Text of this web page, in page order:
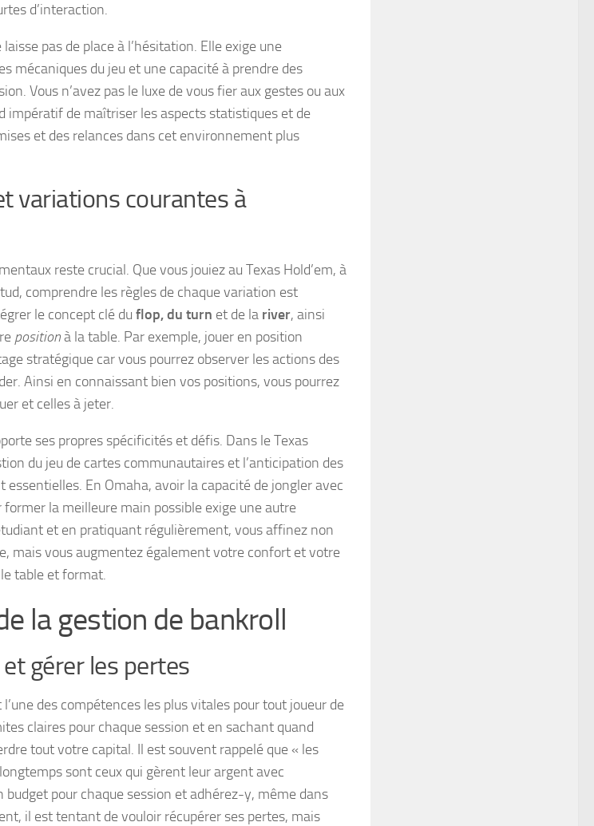
d’interaction.
pas de place à l’hésitation. Elle exige une
mécaniques du jeu et une capacité à prendre des
Vous n’avez pas le luxe de vous fier aux gestes ou aux
impératif de maîtriser les aspects statistiques et de
et des relances dans cet environnement plus
variations courantes à
reste crucial. Que vous jouiez au Texas Hold’em, à
comprendre les règles de chaque variation est
le concept clé du flop, du turn et de la river, ainsi
positionà la table. Par exemple, jouer en position
stratégique car vous pourrez observer les actions des
Ainsi en connaissant bien vos positions, vous pourrez
et celles à jeter.
ses propres spécificités et défis. Dans le Texas
du jeu de cartes communautaires et l’anticipation des
En Omaha, avoir la capacité de jongler avec
la meilleure main possible exige une autre
et en pratiquant régulièrement, vous affinez non
mais vous augmentez également votre confort et votre
table et format.
la gestion de bankroll
gérer les pertes
l’une des compétences les plus vitales pour tout joueur de
claires pour chaque session et en sachant quand
tout votre capital. Il est souvent rappelé que « les
sont ceux qui gèrent leur argent avec
budget pour chaque session et adhérez-y, même dans
il est tentant de vouloir récupérer ses pertes, mais